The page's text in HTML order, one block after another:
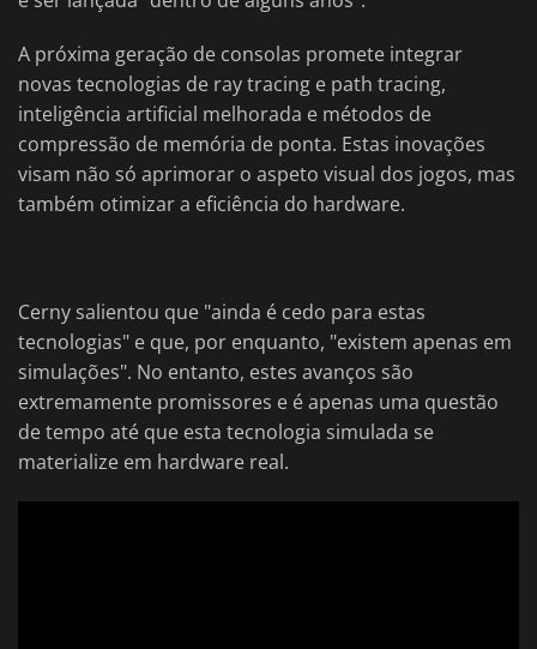
A próxima geração de consolas promete integrar
novas tecnologias de ray tracing e path tracing,
inteligência artificial melhorada e métodos de
compressão de memória de ponta. Estas inovações
visam não só aprimorar o aspeto visual dos jogos, mas
também otimizar a eficiência do hardware.
Cerny salientou que "ainda é cedo para estas
tecnologias" e que, por enquanto, "existem apenas em
simulações". No entanto, estes avanços são
extremamente promissores e é apenas uma questão
de tempo até que esta tecnologia simulada se
materialize em hardware real.